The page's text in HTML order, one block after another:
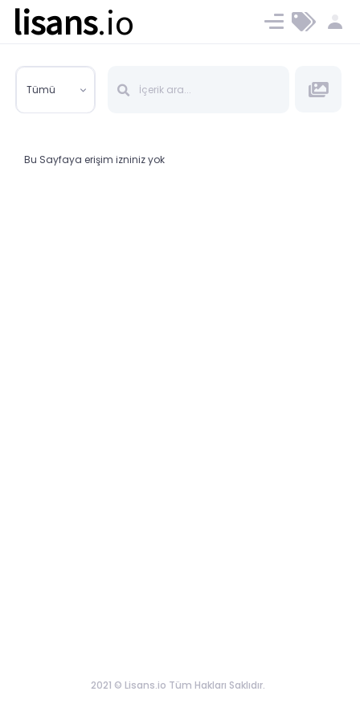
lisans.io Ücret ve Planlar
Tümü
Bu Sayfaya erişim izniniz yok
2021 © Lisans.io Tüm Hakları Saklıdır.